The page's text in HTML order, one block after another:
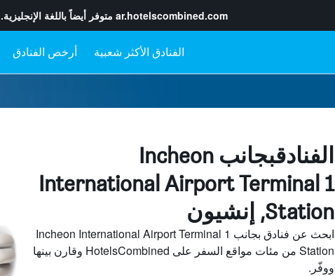
ar.hotelscombined.com متوفر أيضاً باللغة الإنجليزية.
أرخص الفنادق
الفنادقبجانب Incheon
International Airport Terminal 1
Station, إنشيون
ابحث عن فنادق بجانب Incheon International Airport Terminal 1
Station من مئات مواقع السفر على HotelsCombined وقارن بينها
ووفّر.